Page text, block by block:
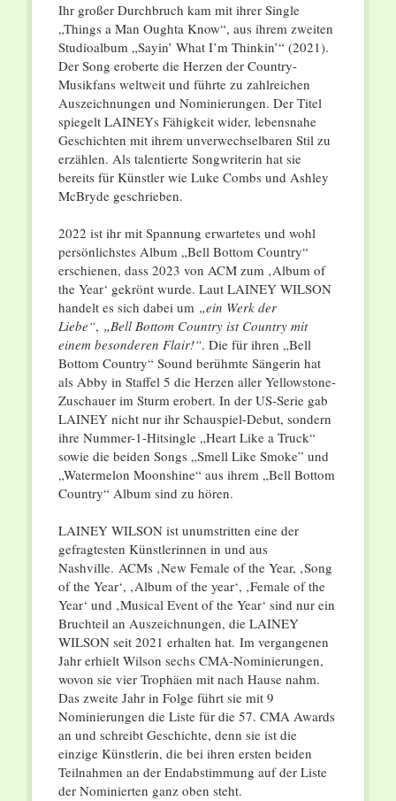
Ihr großer Durchbruch kam mit ihrer Single
„Things a Man Oughta Know“, aus ihrem zweiten
Studioalbum „Sayin’ What I’m Thinkin’“ (2021).
Der Song eroberte die Herzen der Country-
Musikfans weltweit und führte zu zahlreichen
Auszeichnungen und Nominierungen. Der Titel
spiegelt LAINEYs Fähigkeit wider, lebensnahe
Geschichten mit ihrem unverwechselbaren Stil zu
erzählen. Als talentierte Songwriterin hat sie
bereits für Künstler wie Luke Combs und Ashley
McBryde geschrieben.
2022 ist ihr mit Spannung erwartetes und wohl
persönlichstes Album „Bell Bottom Country“
erschienen, dass 2023 von ACM zum ‚Album of
the Year‘ gekrönt wurde. Laut LAINEY WILSON
handelt es sich dabei um „ein Werk der
Liebe“, „Bell Bottom Country ist Country mit
einem besonderen Flair!“. Die für ihren „Bell
Bottom Country“ Sound berühmte Sängerin hat
als Abby in Staffel 5 die Herzen aller Yellowstone-
Zuschauer im Sturm erobert. In der US-Serie gab
LAINEY nicht nur ihr Schauspiel-Debut, sondern
ihre Nummer-1-Hitsingle „Heart Like a Truck“
sowie die beiden Songs „Smell Like Smoke” und
„Watermelon Moonshine“ aus ihrem „Bell Bottom
Country“ Album sind zu hören.
LAINEY WILSON ist unumstritten eine der
gefragtesten Künstlerinnen in und aus
Nashville. ACMs ‚New Female of the Year, ‚Song
of the Year‘, ‚Album of the year‘, ‚Female of the
Year‘ und ‚Musical Event of the Year‘ sind nur ein
Bruchteil an Auszeichnungen, die LAINEY
WILSON seit 2021 erhalten hat. Im vergangenen
Jahr erhielt Wilson sechs CMA-Nominierungen,
wovon sie vier Trophäen mit nach Hause nahm.
Das zweite Jahr in Folge führt sie mit 9
Nominierungen die Liste für die 57. CMA Awards
an und schreibt Geschichte, denn sie ist die
einzige Künstlerin, die bei ihren ersten beiden
Teilnahmen an der Endabstimmung auf der Liste
der Nominierten ganz oben steht.